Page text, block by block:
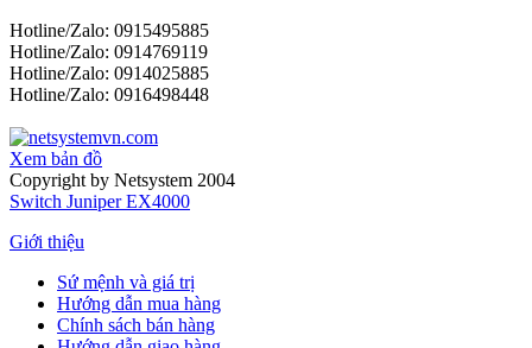
Hotline/Zalo: 0915495885
Hotline/Zalo: 0914769119
Hotline/Zalo: 0914025885
Hotline/Zalo: 0916498448
Xem bản đồ
Copyright by Netsystem 2004
Switch Juniper EX4000
Giới thiệu
Sứ mệnh và giá trị
Hướng dẫn mua hàng
Chính sách bán hàng